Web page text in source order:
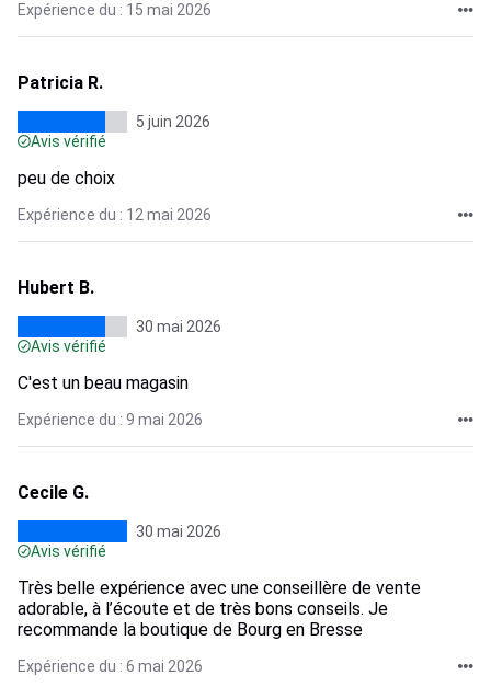
Expérience du : 15 mai 2026
Patricia R.
5 juin 2026
Avis vérifié
peu de choix
Expérience du : 12 mai 2026
Hubert B.
30 mai 2026
Avis vérifié
C'est un beau magasin
Expérience du : 9 mai 2026
Cecile G.
30 mai 2026
Avis vérifié
Très belle expérience avec une conseillère de vente
adorable, à l’écoute et de très bons conseils. Je
recommande la boutique de Bourg en Bresse
Expérience du : 6 mai 2026